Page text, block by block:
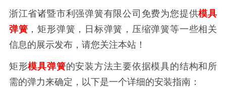
浙江省诸暨市利强弹簧有限公司免费为您提供模具
弹簧 ，矩形弹簧，日标弹簧，压缩弹簧等一些相关
信息的展示发布，请您关注本站！
矩形模具弹簧的安装方法主要依据模具的结构和所
需的弹力来确定，以下是一个详细的安装指南：